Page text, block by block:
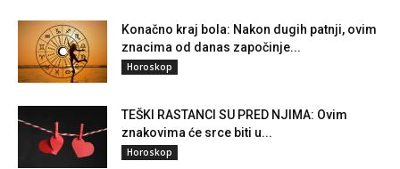
Konačno kraj bola: Nakon dugih patnji, ovim
znacima od danas započinje...
Horoskop
TEŠKI RASTANCI SU PRED NJIMA: Ovim
znakovima će srce biti u...
Horoskop